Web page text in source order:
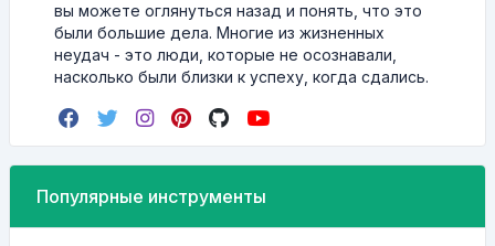
вы можете оглянуться назад и понять, что это
были большие дела. Многие из жизненных
неудач - это люди, которые не осознавали,
насколько были близки к успеху, когда сдались.
Популярные инструменты